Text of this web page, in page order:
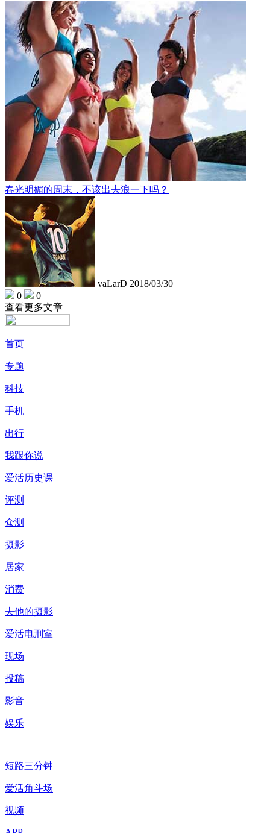
春光明媚的周末，不该出去浪一下吗？
vaLarD 2018/03/30
0
0
查看更多文章
首页
专题
科技
手机
出行
我跟你说
爱活历史课
评测
众测
摄影
居家
消费
去他的摄影
爱活电刑室
现场
投稿
影音
娱乐
短路三分钟
爱活角斗场
视频